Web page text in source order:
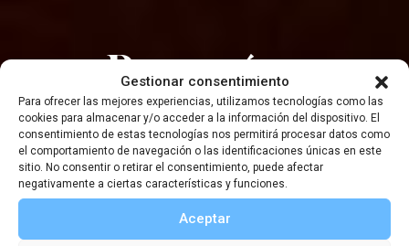
Gestionar consentimiento
Para ofrecer las mejores experiencias, utilizamos tecnologías como las
cookies para almacenar y/o acceder a la información del dispositivo. El
consentimiento de estas tecnologías nos permitirá procesar datos como
el comportamiento de navegación o las identificaciones únicas en este
sitio. No consentir o retirar el consentimiento, puede afectar
negativamente a ciertas características y funciones.
Aceptar
¿Por qué no
volvimos antes a la
Luna?
Artículos de boletines,Boletin 83,Exploradores